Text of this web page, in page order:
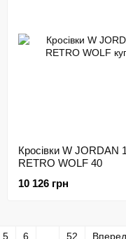
Кросівки W JORDAN
RETRO WOLF 40
10 126 грн
5 6 52 Вперед